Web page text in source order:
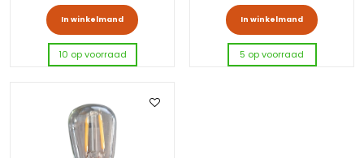
In winkelmand Dit product heeft meerdere variaties.
10 op voorraad
In winkelmand Dit
5 op voorraad